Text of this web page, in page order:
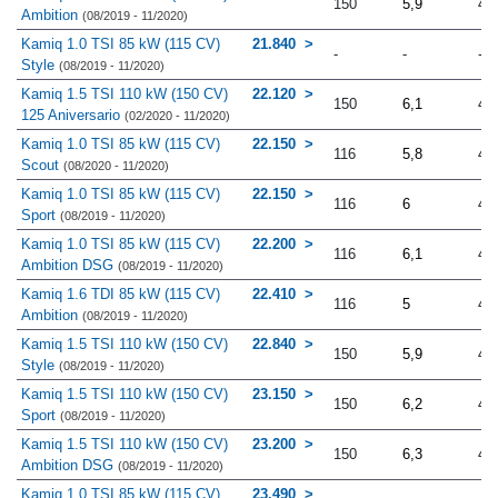
Ambition (08/2019 - 11/2020)
150 5,9
Kamiq 1.0 TSI 85 kW (115 CV)
Style (08/2019 - 11/2020)
21.840
- - -
Kamiq 1.5 TSI 110 kW (150 CV)
125 Aniversario (02/2020 - 11/2020)
22.120
150 6,1
Kamiq 1.0 TSI 85 kW (115 CV)
Scout (08/2020 - 11/2020)
22.150
116 5,8
Kamiq 1.0 TSI 85 kW (115 CV)
Sport (08/2019 - 11/2020)
22.150
116 6
Kamiq 1.0 TSI 85 kW (115 CV)
Ambition DSG (08/2019 - 11/2020)
22.200
116 6,1
Kamiq 1.6 TDI 85 kW (115 CV)
Ambition (08/2019 - 11/2020)
22.410
116 5
Kamiq 1.5 TSI 110 kW (150 CV)
Style (08/2019 - 11/2020)
22.840
150 5,9
Kamiq 1.5 TSI 110 kW (150 CV)
Sport (08/2019 - 11/2020)
23.150
150 6,2
Kamiq 1.5 TSI 110 kW (150 CV)
Ambition DSG (08/2019 - 11/2020)
23.200
150 6,3
Kamiq 1.0 TSI 85 kW (115 CV) 23.490